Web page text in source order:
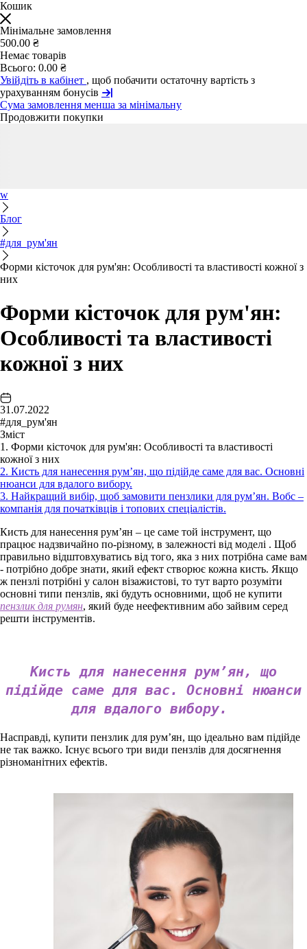
Кошик
Мінімальне замовлення
500.00 ₴
Немає товарів
Всього: 0.00 ₴
Увійдіть в кабінет , щоб побачити остаточну вартість з
урахуванням бонусів
Сума замовлення менша за мінімальну
Продовжити покупки
w
Блог
#для_рум'ян
Форми кісточок для рум'ян: Особливості та властивості кожної з
них
Форми кісточок для рум'ян:
Особливості та властивості
кожної з них
31.07.2022
#для_рум'ян
Зміст
1. Форми кісточок для рум'ян: Особливості та властивості
кожної з них
2. Кисть для нанесення рум’ян, що підійде саме для вас. Основні
нюанси для вдалого вибору.
3. Найкращий вибір, щоб замовити пензлики для рум’ян. Вобс –
компанія для початківців і топових спеціалістів.
Кисть для нанесення рум’ян – це саме той інструмент, що
працює надзвичайно по-різному, в залежності від моделі . Щоб
правильно відштовхуватись від того, яка з них потрібна саме вам
- потрібно добре знати, який ефект створює кожна кисть. Якщо
ж пензлі потрібні у салон візажистові, то тут варто розуміти
основні типи пензлів, які будуть основними, щоб не купити
пензлик для румян, який буде неефективним або зайвим серед
решти інструментів.
Кисть для нанесення рум’ян, що
підійде саме для вас. Основні нюанси
для вдалого вибору.
Насправді, купити пензлик для рум’ян, що ідеально вам підійде
не так важко. Існує всього три види пензлів для досягнення
різноманітних ефектів.